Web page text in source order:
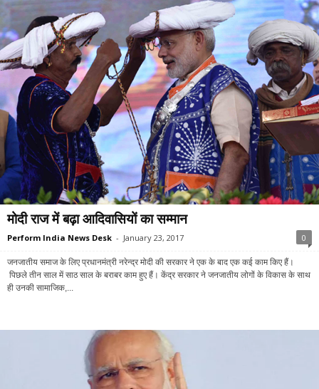
मोदी राज में बढ़ा आदिवासियों का सम्मान
Perform India News Desk - January 23, 2017 0
जनजातीय समाज के लिए प्रधानमंत्री नरेन्द्र मोदी की सरकार ने एक के बाद एक कई काम किए हैं।
पिछले तीन साल में साठ साल के बराबर काम हुए हैं। केंद्र सरकार ने जनजातीय लोगों के विकास के साथ
ही उनकी सामाजिक,...